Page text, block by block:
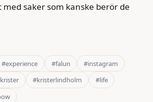
saker som kanske berör de
#experience #falun
#instagram
#kristerlindholm
#life